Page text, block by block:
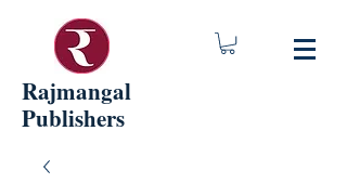
Rajmangal
Publishers